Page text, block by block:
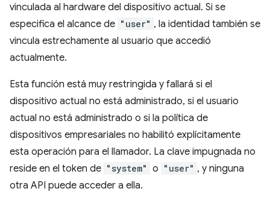
vinculada al hardware del dispositivo actual. Si se
especifica el alcance de "user" , la identidad también se
vincula estrechamente al usuario que accedió
actualmente.
Esta función está muy restringida y fallará si el
dispositivo actual no está administrado, si el usuario
actual no está administrado o si la política de
dispositivos empresariales no habilitó explícitamente
esta operación para el llamador. La clave impugnada no
reside en el token de "system" o "user" , y ninguna
otra API puede acceder a ella.